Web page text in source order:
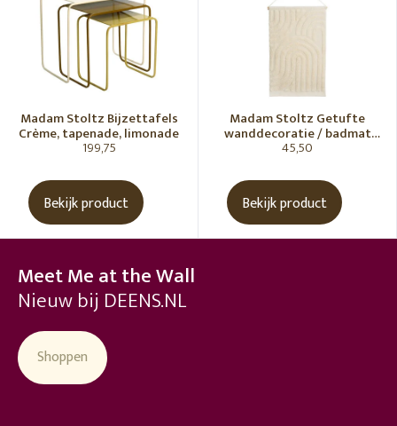
Madam Stoltz Bijzettafels
Crème, tapenade, limonade
199,75
Bekijk product
Madam Stoltz Getufte
wanddecoratie / badmat
Vanille
45,50
Bekijk product
Meet Me at the Wall
Nieuw bij DEENS.NL
Shoppen